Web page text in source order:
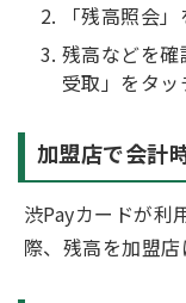
「残高照会
残高などを
受取」をタッ
加盟店で会計
渋Payカードが利
際、残高を加盟店